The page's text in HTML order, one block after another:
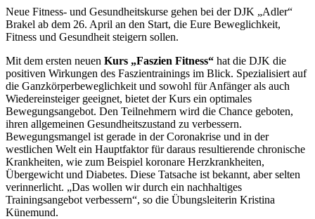
Neue Fitness- und Gesundheitskurse gehen bei der DJK „Adler“
Brakel ab dem 26. April an den Start, die Eure Beweglichkeit,
Fitness und Gesundheit steigern sollen.
Mit dem ersten neuen Kurs „Faszien Fitness“ hat die DJK die
positiven Wirkungen des Faszientrainings im Blick. Spezialisiert auf
die Ganzkörperbeweglichkeit und sowohl für Anfänger als auch
Wiedereinsteiger geeignet, bietet der Kurs ein optimales
Bewegungsangebot. Den Teilnehmern wird die Chance geboten,
ihren allgemeinen Gesundheitszustand zu verbessern.
Bewegungsmangel ist gerade in der Coronakrise und in der
westlichen Welt ein Hauptfaktor für daraus resultierende chronische
Krankheiten, wie zum Beispiel koronare Herzkrankheiten,
Übergewicht und Diabetes. Diese Tatsache ist bekannt, aber selten
verinnerlicht. „Das wollen wir durch ein nachhaltiges
Trainingsangebot verbessern“, so die Übungsleiterin Kristina
Künemund.